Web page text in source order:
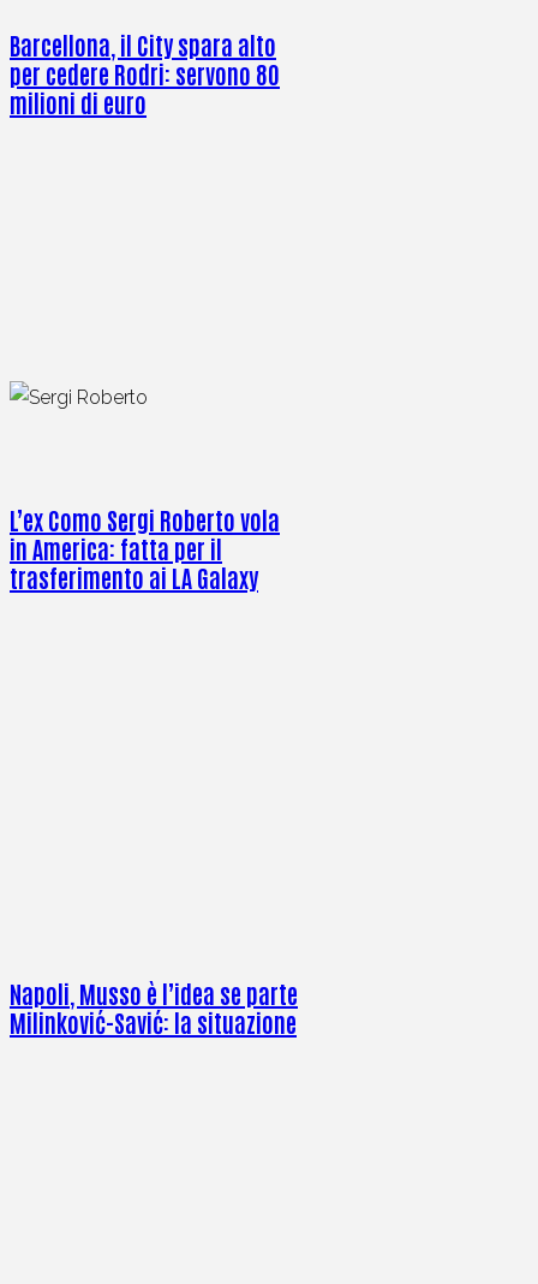
Barcellona, il City spara alto
per cedere Rodri: servono 80
milioni di euro
L’ex Como Sergi Roberto vola
in America: fatta per il
trasferimento ai LA Galaxy
Napoli, Musso è l’idea se parte
Milinković-Savić: la situazione